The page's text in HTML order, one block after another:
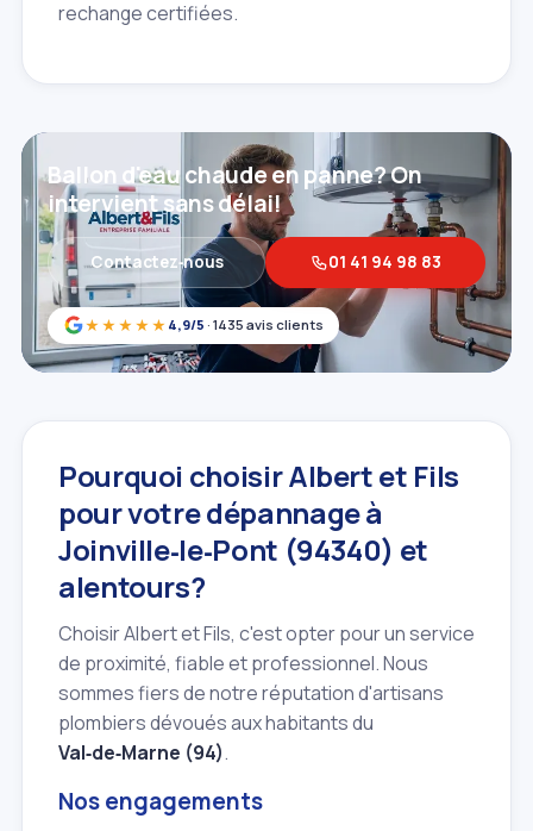
rechange certifiées.
★★★★★ 4,9/5 · 1435 avis clients
Ballon d'eau chaude en panne? On
intervient sans délai!
Contactez‑nous 01 41 94 98 83
Pourquoi choisir Albert et Fils
pour votre dépannage à
Joinville‑le‑Pont (94340) et
alentours?
Choisir Albert et Fils, c'est opter pour un service
de proximité, fiable et professionnel. Nous
sommes fiers de notre réputation d'artisans
plombiers dévoués aux habitants du
Val‑de‑Marne (94).
Nos engagements